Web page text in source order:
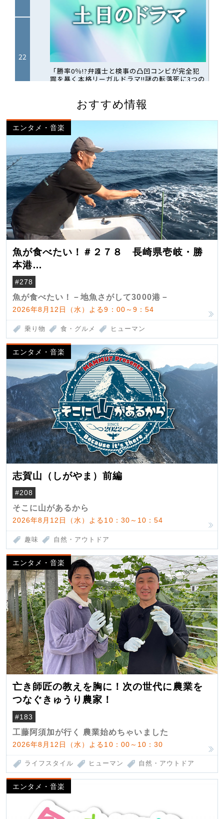
おすすめ情報
エンタメ・音楽
魚が食べたい！＃２７８ 長崎県壱岐・勝
本港
（クロマグロ）
#278
魚が食べたい！－地魚さがして3000港－
2026年8月12日（水）よる9：00～9：54
乗り物 食・グルメ ヒューマン
エンタメ・音楽
志賀山（しがやま）前編
#208
そこに山があるから
2026年8月12日（水）よる10：30～10：54
趣味 自然・アウトドア
エンタメ・音楽
亡き師匠の教えを胸に！次の世代に農業を
つなぐきゅうり農家！
#183
工藤阿須加が行く 農業始めちゃいました
2026年8月12日（水）よる10：00～10：30
ライフスタイル ヒューマン 自然・アウトドア
エンタメ・音楽